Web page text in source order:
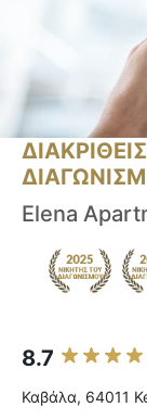
Elena
8.7
Καβάλα, 64011